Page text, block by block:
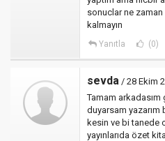
sonuclar ne zaman
kalmayın
Yanıtla (0)
sevda / 28 Ekim
Tamam
duyarsam
kesin ve bi tanede
yayınlarıda özet